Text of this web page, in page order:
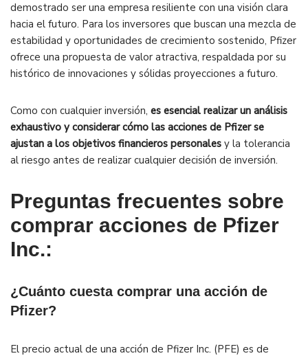
demostrado ser una empresa resiliente con una visión clara
hacia el futuro. Para los inversores que buscan una mezcla de
estabilidad y oportunidades de crecimiento sostenido, Pfizer
ofrece una propuesta de valor atractiva, respaldada por su
histórico de innovaciones y sólidas proyecciones a futuro.
Como con cualquier inversión, es esencial realizar un análisis
exhaustivo y considerar cómo las acciones de Pfizer se
ajustan a los objetivos financieros personales y la tolerancia
al riesgo antes de realizar cualquier decisión de inversión.
Preguntas frecuentes sobre
comprar acciones de Pfizer
Inc.:
¿Cuánto cuesta comprar una acción de
Pfizer?
El precio actual de una acción de Pfizer Inc. (PFE) es de